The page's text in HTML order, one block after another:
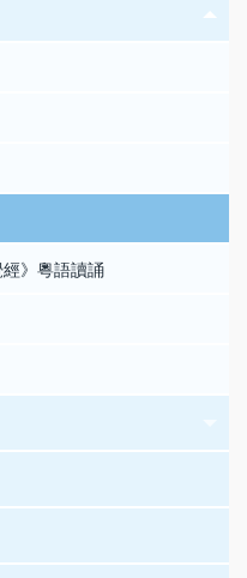
經》粵語讀誦